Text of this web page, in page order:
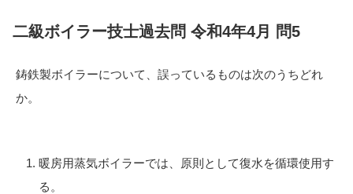
二級ボイラー技士過去問 令和4年4月 問5
鋳鉄製ボイラーについて、誤っているものは次のうちどれ
か。
暖房用蒸気ボイラーでは、原則として復水を循環使用す
る。